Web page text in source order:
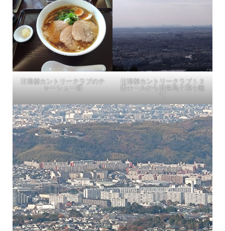
日清都カントリークラブのチ
ャーシュー麺
日清都カントリークラブ１３
番ホールから淡路島方面を臨
む